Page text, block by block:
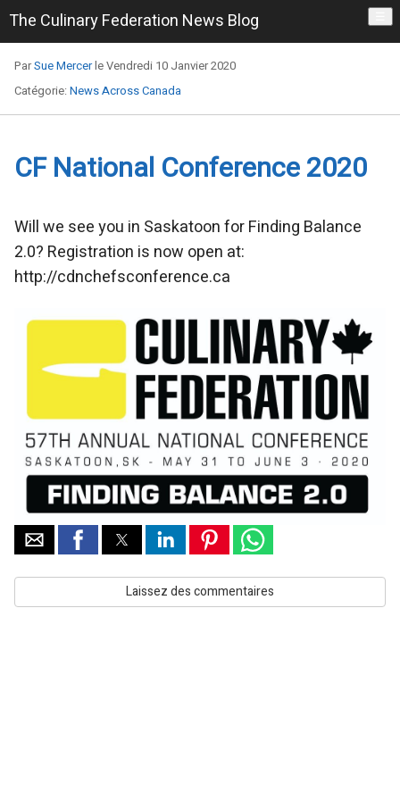
The Culinary Federation News Blog
ParSue Mercerle Vendredi 10 Janvier 2020
Catégorie:News Across Canada
CF National Conference 2020
Will we see you in Saskatoon for Finding Balance
2.0? Registration is now open at:
http://cdnchefsconference.ca
Laissez des commentaires